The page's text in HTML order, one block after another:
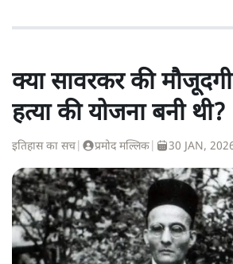
क्या सावरकर की
हत्या की योजना बनी थी?
इतिहास का सच प्रमोद मल्लिक 30 JAN,